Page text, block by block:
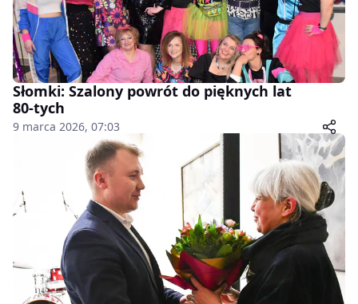
Słomki: Szalony powrót do pięknych lat
80-tych
9 marca 2026, 07:03